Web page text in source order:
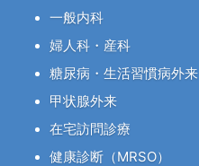
一般内科
婦人科・産科
糖尿病・生活習慣病外来
甲状腺外来
在宅訪問診療
健康診断（MRSO）